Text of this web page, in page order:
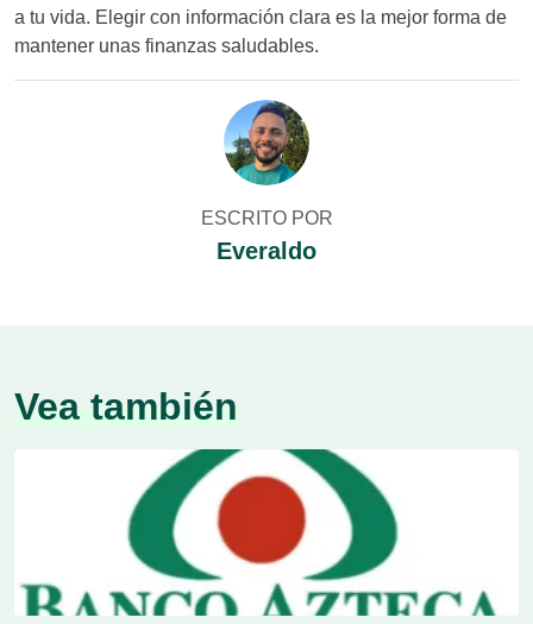
a tu vida. Elegir con información clara es la mejor forma de
mantener unas finanzas saludables.
ESCRITO POR
Everaldo
Vea también